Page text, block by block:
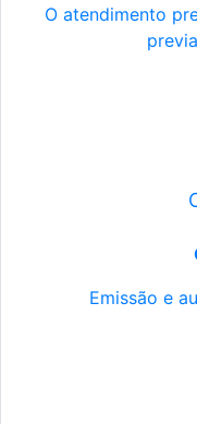
O atendimento
Emissão e